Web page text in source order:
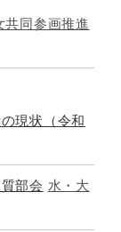
共同参画推進
現状（令和
部会 水・大